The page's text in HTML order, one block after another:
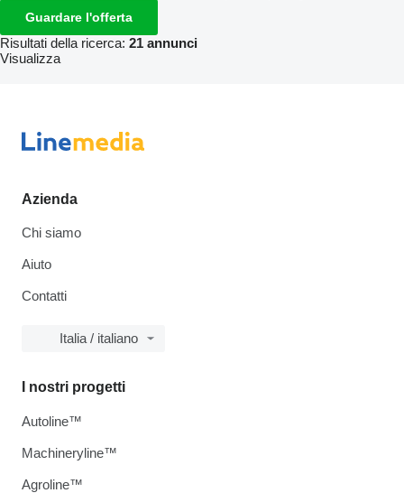
Guardare l'offerta
Risultati della ricerca: 21 annunci
Visualizza
Azienda
Chi siamo
Aiuto
Contatti
Italia / italiano
I nostri progetti
Autoline™
Machineryline™
Agroline™